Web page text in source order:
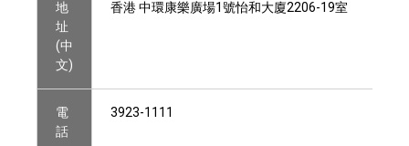
地
址
(中
文)
香港 中環康樂廣場1號怡和大廈2206-19室
電
話
3923-1111